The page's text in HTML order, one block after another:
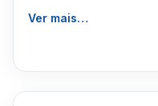
Ver mais…